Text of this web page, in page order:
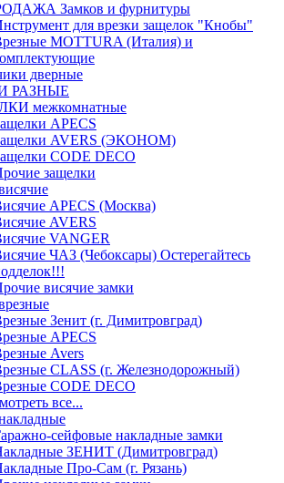
Замков и фурнитуры
для врезки защелок "Кнобы"
MOTTURA (Италия) и
дверные
РАЗНЫЕ
межкомнатные
APECS
AVERS (ЭКОНОМ)
CODE DECO
защелки
APECS (Москва)
AVERS
VANGER
ЧАЗ (Чебоксары) Остерегайтесь
висячие замки
Зенит (г. Димитровград)
APECS
Avers
CLASS (г. Железнодорожный)
CODE DECO
все...
сейфовые накладные замки
ЗЕНИТ (Димитровград)
Про-Сам (г. Рязань)